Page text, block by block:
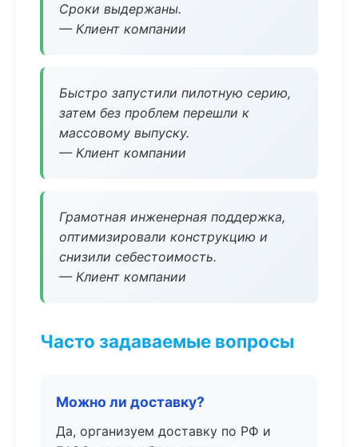
Сроки выдержаны.
— Клиент компании
Быстро запустили пилотную серию,
затем без проблем перешли к
массовому выпуску.
— Клиент компании
Грамотная инженерная поддержка,
оптимизировали конструкцию и
снизили себестоимость.
— Клиент компании
Часто задаваемые вопросы
Можно ли доставку?
Да, организуем доставку по РФ и